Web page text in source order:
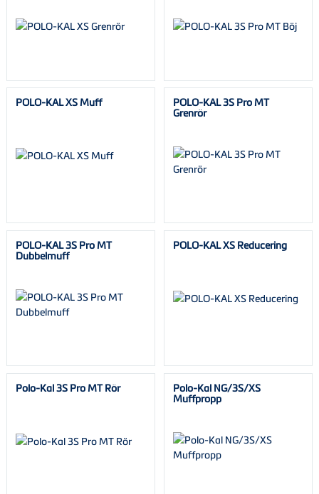
POLO-KAL XS Muff POLO-KAL 3S Pro MT
Grenrör
POLO-KAL 3S Pro MT
Dubbelmuff
POLO-KAL XS Reducering
Polo-Kal 3S Pro MT Rör Polo-Kal NG/3S/XS
Muffpropp